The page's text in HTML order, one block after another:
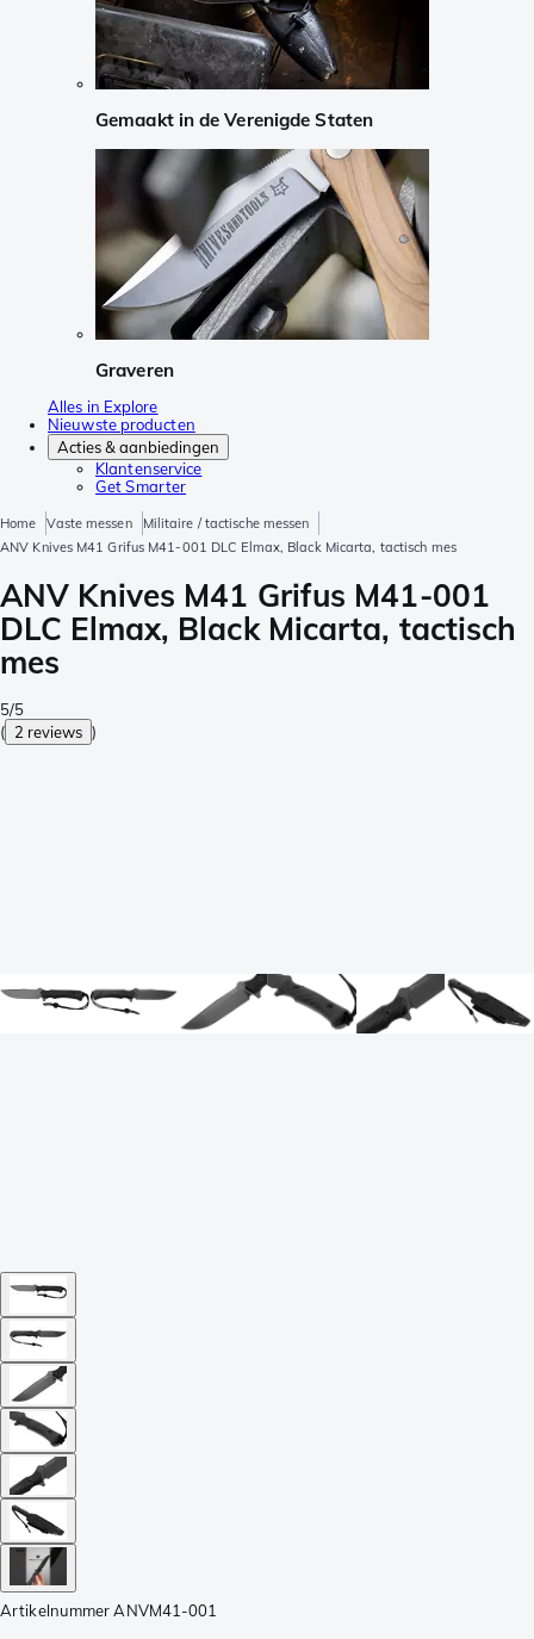
Gemaakt in de Verenigde Staten
Graveren
Alles in Explore
Nieuwste producten
Acties & aanbiedingen
Klantenservice
Get Smarter
Home Vaste messen
Militaire / tactische messen
ANV Knives M41 Grifus M41-001 DLC Elmax, Black Micarta, tactisch mes
ANV Knives M41 Grifus M41-001
DLC Elmax, Black Micarta, tactisch
mes
5/5
( 2 reviews )
Artikelnummer ANVM41-001